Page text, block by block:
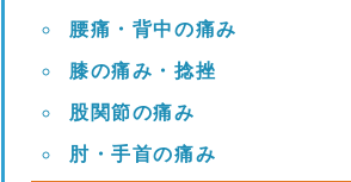
腰痛・背中の痛み
膝の痛み・捻挫
股関節の痛み
肘・手首の痛み